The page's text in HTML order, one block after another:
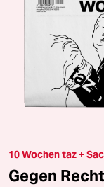
10 Wochen taz +
Gegen